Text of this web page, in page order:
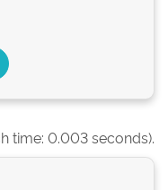
time: 0.003 seconds).